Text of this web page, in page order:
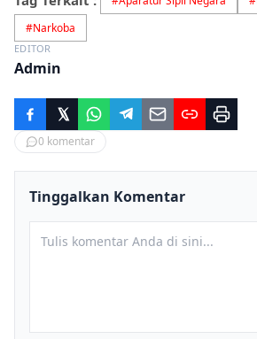
#Narkoba
EDITOR
Admin
0 komentar
Tinggalkan Komentar